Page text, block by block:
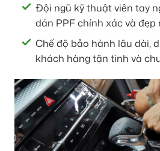
Đội ngũ kỹ thuật viên tay
dán PPF chính xác và đẹp
Chế độ bảo hành lâu dài,
khách hàng tận tình và